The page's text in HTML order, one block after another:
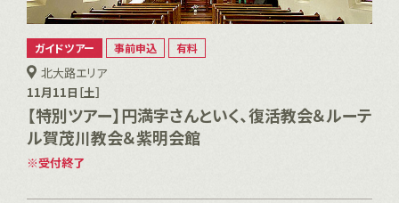
ガイドツアー 事前申込 有料
北大路エリア
11月11日［土］
【特別ツアー】円満字さんといく、復活教会＆ルーテ
ル賀茂川教会＆紫明会館
受付終了